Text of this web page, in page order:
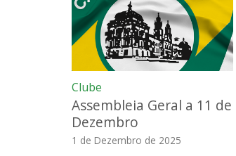
Clube
Assembleia Geral a 11 de
Dezembro
1 de Dezembro de 2025